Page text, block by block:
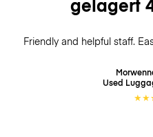
Friendly and helpful staff.
Used
★★